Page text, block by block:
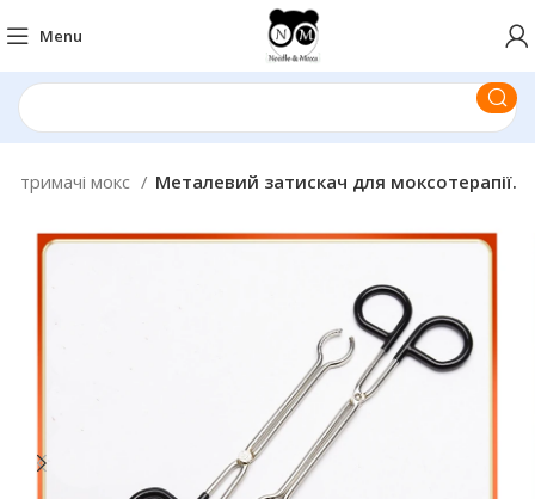
Menu
тримачі мокс Металевий затискач для моксотерапії.